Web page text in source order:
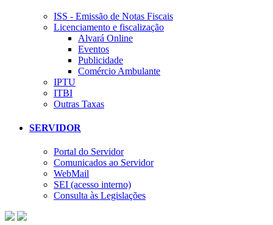
ISS - Emissão de Notas Fiscais
Licenciamento e fiscalização
Alvará Online
Eventos
Publicidade
Comércio Ambulante
IPTU
ITBI
Outras Taxas
SERVIDOR
Portal do Servidor
Comunicados ao Servidor
WebMail
SEI (acesso interno)
Consulta às Legislações